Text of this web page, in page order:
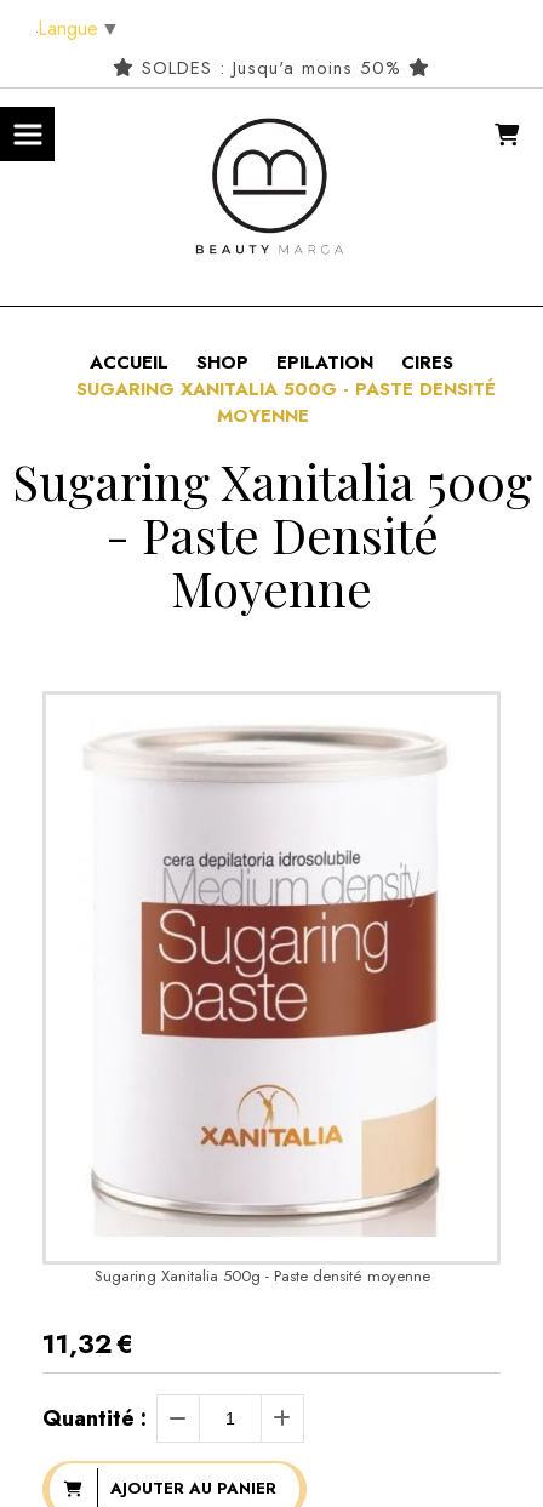
SOLDES : Jusqu'a moins 50%
ACCUEIL SHOP EPILATION
CIRES
SUGARING XANITALIA 500G - PASTE DENSITÉ
MOYENNE
Sugaring Xanitalia 500g
- Paste Densité
Moyenne
Sugaring Xanitalia 500g - Paste densité moyenne
11,32€
Quantité :
AJOUTER AU PANIER
Langue ▼